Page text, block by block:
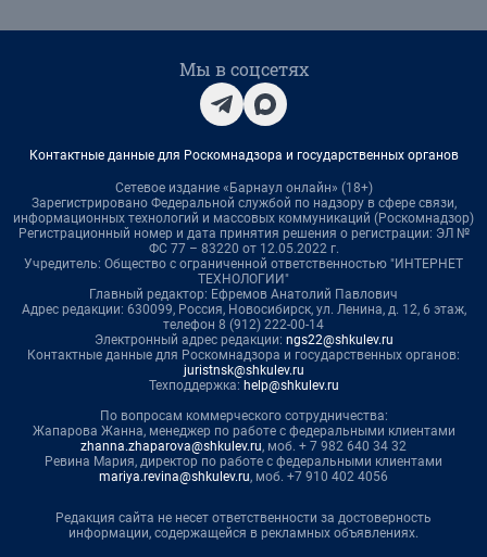
Мы в соцсетях
Контактные данные для Роскомнадзора и государственных органов
Сетевое издание «Барнаул онлайн» (18+)
Зарегистрировано Федеральной службой по надзору в сфере связи,
информационных технологий и массовых коммуникаций (Роскомнадзор)
Регистрационный номер и дата принятия решения о регистрации: ЭЛ №
ФС 77 – 83220 от 12.05.2022 г.
Учредитель: Общество с ограниченной ответственностью "ИНТЕРНЕТ
ТЕХНОЛОГИИ"
Главный редактор: Ефремов Анатолий Павлович
Адрес редакции: 630099, Россия, Новосибирск, ул. Ленина, д. 12, 6 этаж,
телефон 8 (912) 222-00-14
Электронный адрес редакции: ngs22@shkulev.ru
Контактные данные для Роскомнадзора и государственных органов:
juristnsk@shkulev.ru
Техподдержка: help@shkulev.ru
По вопросам коммерческого сотрудничества:
Жапарова Жанна, менеджер по работе с федеральными клиентами
zhanna.zhaparova@shkulev.ru, моб. + 7 982 640 34 32
Ревина Мария, директор по работе с федеральными клиентами
mariya.revina@shkulev.ru, моб. +7 910 402 4056
Редакция сайта не несет ответственности за достоверность
информации, содержащейся в рекламных объявлениях.